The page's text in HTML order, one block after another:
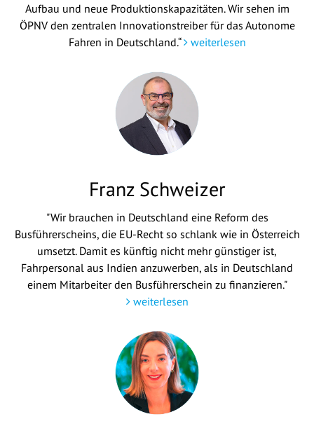
Aufbau und neue Produktionskapazitäten. Wir sehen im
ÖPNV den zentralen Innovationstreiber für das Autonome
Fahren in Deutschland.“ weiterlesen
Franz Schweizer
"Wir brauchen in Deutschland eine Reform des
Busführerscheins, die EU-Recht so schlank wie in Österreich
umsetzt. Damit es künftig nicht mehr günstiger ist,
Fahrpersonal aus Indien anzuwerben, als in Deutschland
einem Mitarbeiter den Busführerschein zu finanzieren."
weiterlesen